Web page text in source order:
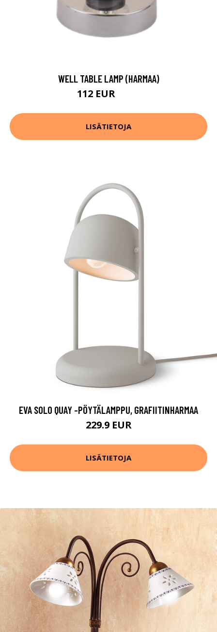
WELL TABLE LAMP (HARMAA)
112 EUR
LISÄTIETOJA
EVA SOLO QUAY -PÖYTÄLAMPPU, GRAFIITINHARMAA
229.9 EUR
LISÄTIETOJA